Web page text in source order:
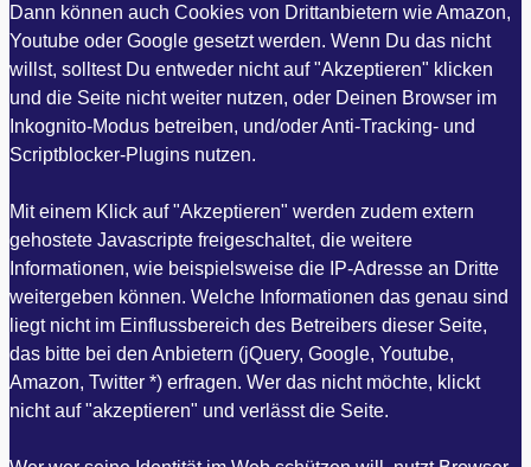
Dann können auch Cookies von Drittanbietern wie Amazon,
Youtube oder Google gesetzt werden. Wenn Du das nicht
willst, solltest Du entweder nicht auf "Akzeptieren" klicken
und die Seite nicht weiter nutzen, oder Deinen Browser im
Inkognito-Modus betreiben, und/oder Anti-Tracking- und
Scriptblocker-Plugins nutzen.
Mit einem Klick auf "Akzeptieren" werden zudem extern
gehostete Javascripte freigeschaltet, die weitere
Informationen, wie beispielsweise die IP-Adresse an Dritte
weitergeben können. Welche Informationen das genau sind
liegt nicht im Einflussbereich des Betreibers dieser Seite,
das bitte bei den Anbietern (jQuery, Google, Youtube,
Amazon, Twitter *) erfragen. Wer das nicht möchte, klickt
nicht auf "akzeptieren" und verlässt die Seite.